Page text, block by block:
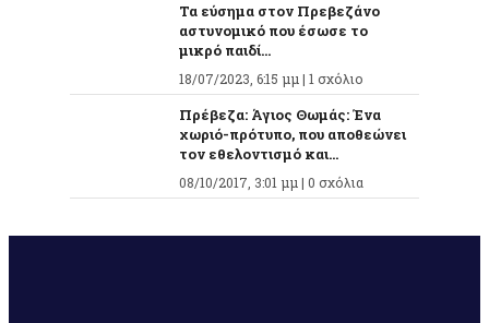
Τα εύσημα στον Πρεβεζάνο
αστυνομικό που έσωσε το
μικρό παιδί...
18/07/2023, 6:15 μμ | 1 σχόλιο
Πρέβεζα: Άγιος Θωμάς: Ένα
χωριό-πρότυπο, που αποθεώνει
τον εθελοντισμό και...
08/10/2017, 3:01 μμ | 0 σχόλια